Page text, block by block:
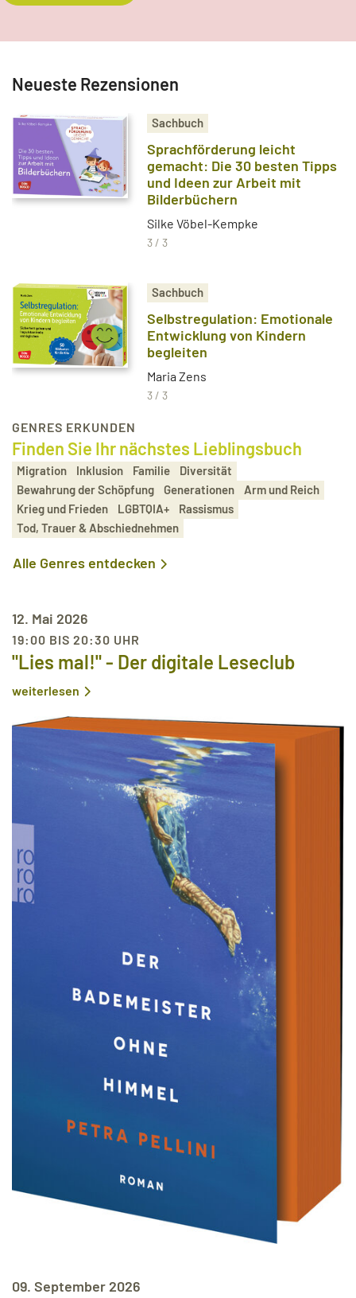
Neueste Rezensionen
Sachbuch
Sprachförderung leicht
gemacht: Die 30 besten Tipps
und Ideen zur Arbeit mit
Bilderbüchern
Silke Vöbel-Kempke
3 / 3
Sachbuch
Selbstregulation: Emotionale
Entwicklung von Kindern
begleiten
Maria Zens
3 / 3
GENRES ERKUNDEN
Finden Sie Ihr nächstes Lieblingsbuch
Migration Inklusion Familie
Diversität
Bewahrung der Schöpfung
Generationen
Arm und Reich
Krieg und Frieden
LGBTQIA+
Rassismus
Tod, Trauer & Abschiednehmen
Alle Genres entdecken
12. Mai 2026
19:00 BIS 20:30 UHR
"Lies mal!" - Der digitale Leseclub
weiterlesen
09. September 2026